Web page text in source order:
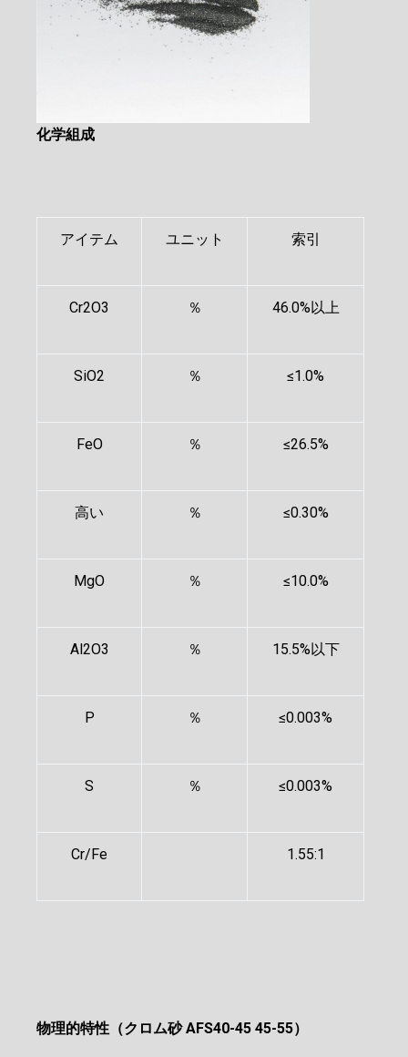
化学組成
アイテム ユニット 索引
Cr2O3 ％ 46.0%以上
SiO2 ％ ≤1.0%
FeO ％ ≤26.5%
高い ％ ≤0.30%
MgO ％ ≤10.0%
Al2O3 ％ 15.5%以下
P ％ ≤0.003%
S ％ ≤0.003%
Cr/Fe 1.55:1
物理的特性（クロム砂 AFS40-45 45-55）